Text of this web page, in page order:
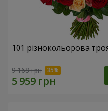
101 різнокольорова
9 168 грн